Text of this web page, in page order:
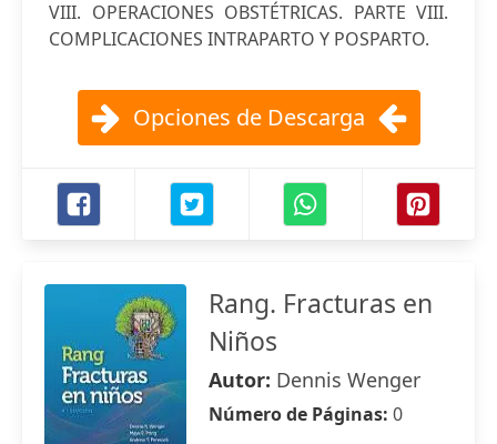
VIII. OPERACIONES OBSTÉTRICAS. PARTE VIII.
COMPLICACIONES INTRAPARTO Y POSPARTO.
Opciones de Descarga
Rang. Fracturas en
Niños
Autor: Dennis Wenger
Número de Páginas: 0